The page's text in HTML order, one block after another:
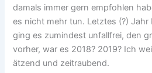
damals immer gern empfohlen
es nicht mehr tun. Letztes (?) Jahr
ging es zumindest unfallfrei, den
vorher, war es 2018? 2019? Ich
ätzend und zeitraubend.